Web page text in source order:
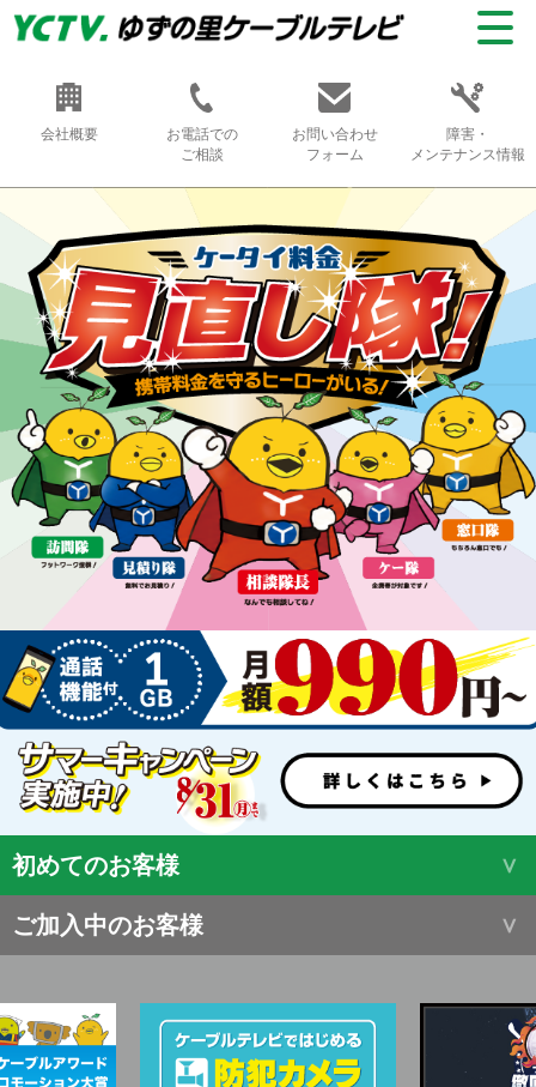
会社概要
お電話での
ご相談
お問い合わせ
フォーム
障害・
メンテナンス情報
初めてのお客様
ご加入中のお客様